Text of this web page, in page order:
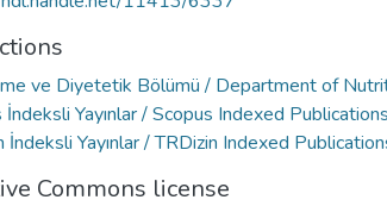
ve Diyetetik Bölümü / Department of
İndeksli Yayınlar / Scopus Indexed Publications
İndeksli Yayınlar / TRDizin Indexed
Commons license